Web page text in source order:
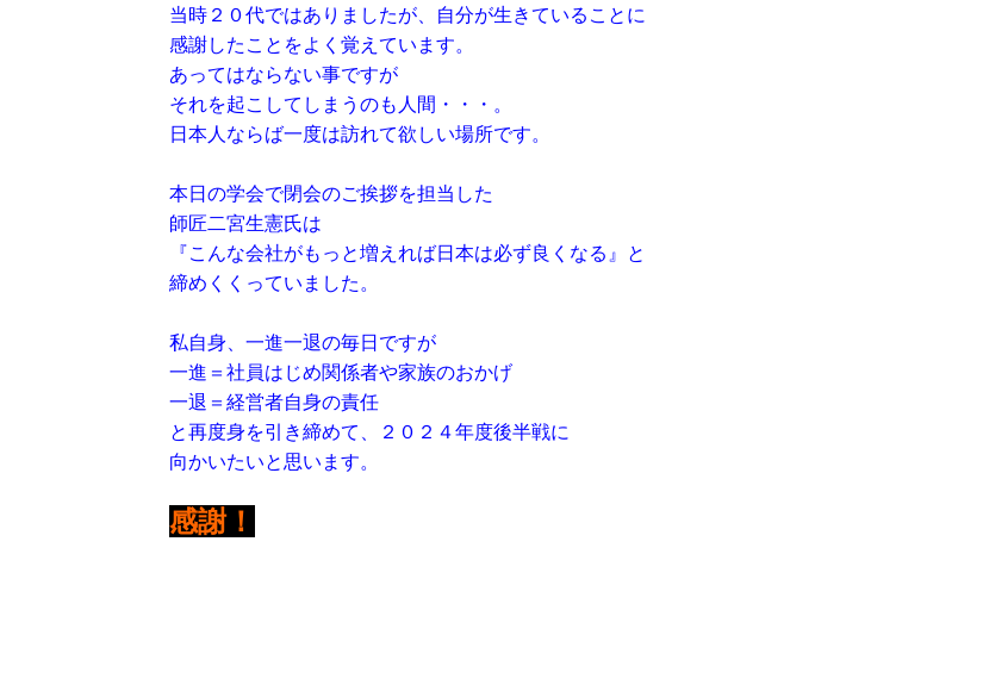
当時２０代ではありましたが、自分が生きていることに
感謝したことをよく覚えています。
あってはならない事ですが
それを起こしてしまうのも人間・・・。
日本人ならば一度は訪れて欲しい場所です。
本日の学会で閉会のご挨拶を担当した
師匠二宮生憲氏は
『こんな会社がもっと増えれば日本は必ず良くなる』と
締めくくっていました。
私自身、一進一退の毎日ですが
一進＝社員はじめ関係者や家族のおかげ
一退＝経営者自身の責任
と再度身を引き締めて、２０２４年度後半戦に
向かいたいと思います。
感謝！